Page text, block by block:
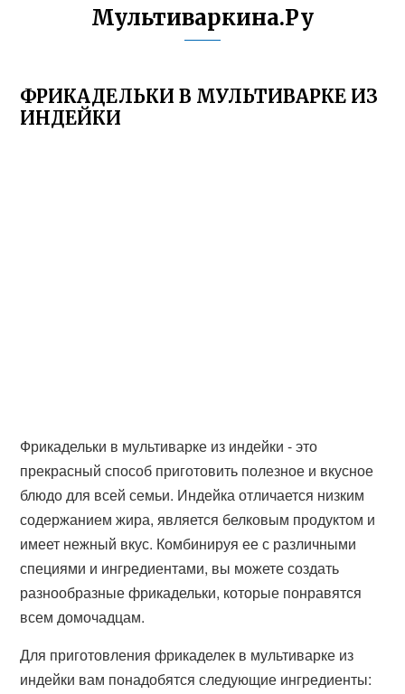
Мультиваркина.Ру
ФРИКАДЕЛЬКИ В МУЛЬТИВАРКЕ ИЗ
ИНДЕЙКИ
Фрикадельки в мультиварке из индейки - это
прекрасный способ приготовить полезное и вкусное
блюдо для всей семьи. Индейка отличается низким
содержанием жира, является белковым продуктом и
имеет нежный вкус. Комбинируя ее с различными
специями и ингредиентами, вы можете создать
разнообразные фрикадельки, которые понравятся
всем домочадцам.
Для приготовления фрикаделек в мультиварке из
индейки вам понадобятся следующие ингредиенты: